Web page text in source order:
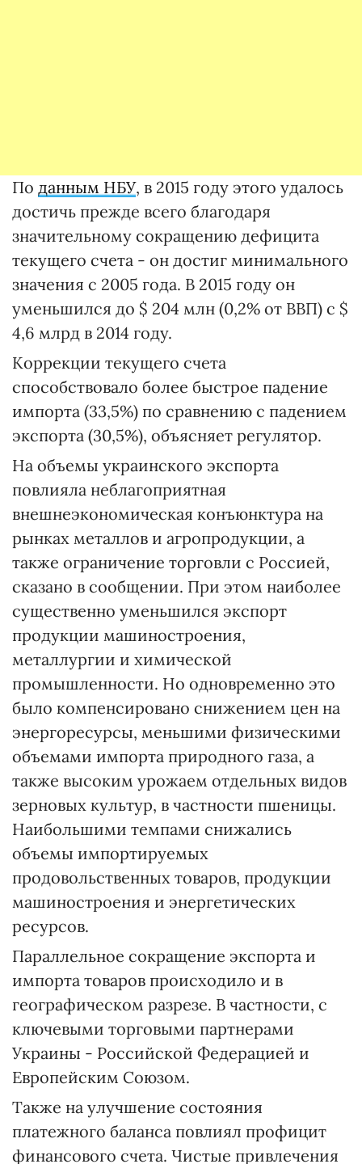
По данным НБУ, в 2015 году этого удалось
достичь прежде всего благодаря
значительному сокращению дефицита
текущего счета - он достиг минимального
значения с 2005 года. В 2015 году он
уменьшился до $ 204 млн (0,2% от ВВП) с $
4,6 млрд в 2014 году.
Коррекции текущего счета
способствовало более быстрое падение
импорта (33,5%) по сравнению с падением
экспорта (30,5%), объясняет регулятор.
На объемы украинского экспорта
повлияла неблагоприятная
внешнеэкономическая конъюнктура на
рынках металлов и агропродукции, а
также ограничение торговли с Россией,
сказано в сообщении. При этом наиболее
существенно уменьшился экспорт
продукции машиностроения,
металлургии и химической
промышленности. Но одновременно это
было компенсировано снижением цен на
энергоресурсы, меньшими физическими
объемами импорта природного газа, а
также высоким урожаем отдельных видов
зерновых культур, в частности пшеницы.
Наибольшими темпами снижались
объемы импортируемых
продовольственных товаров, продукции
машиностроения и энергетических
ресурсов.
Параллельное сокращение экспорта и
импорта товаров происходило и в
географическом разрезе. В частности, с
ключевыми торговыми партнерами
Украины - Российской Федерацией и
Европейским Союзом.
Также на улучшение состояния
платежного баланса повлиял профицит
финансового счета. Чистые привлечения